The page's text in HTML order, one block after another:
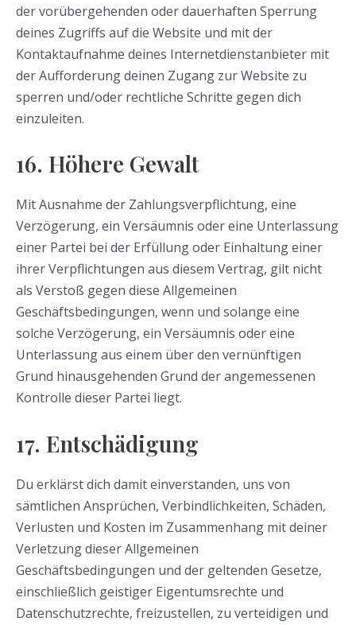
der vorübergehenden oder dauerhaften Sperrung
deines Zugriffs auf die Website und mit der
Kontaktaufnahme deines Internetdienstanbieter mit
der Aufforderung deinen Zugang zur Website zu
sperren und/oder rechtliche Schritte gegen dich
einzuleiten.
16. Höhere Gewalt
Mit Ausnahme der Zahlungsverpflichtung, eine
Verzögerung, ein Versäumnis oder eine Unterlassung
einer Partei bei der Erfüllung oder Einhaltung einer
ihrer Verpflichtungen aus diesem Vertrag, gilt nicht
als Verstoß gegen diese Allgemeinen
Geschäftsbedingungen, wenn und solange eine
solche Verzögerung, ein Versäumnis oder eine
Unterlassung aus einem über den vernünftigen
Grund hinausgehenden Grund der angemessenen
Kontrolle dieser Partei liegt.
17. Entschädigung
Du erklärst dich damit einverstanden, uns von
sämtlichen Ansprüchen, Verbindlichkeiten, Schäden,
Verlusten und Kosten im Zusammenhang mit deiner
Verletzung dieser Allgemeinen
Geschäftsbedingungen und der geltenden Gesetze,
einschließlich geistiger Eigentumsrechte und
Datenschutzrechte, freizustellen, zu verteidigen und